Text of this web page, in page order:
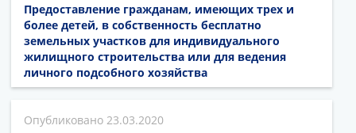
Предоставление гражданам, имеющих трех и
более детей, в собственность бесплатно
земельных участков для индивидуального
жилищного строительства или для ведения
личного подсобного хозяйства
23.03.2020